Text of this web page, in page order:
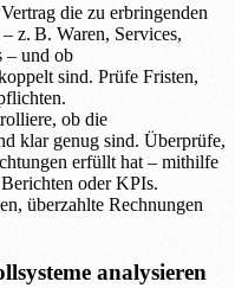
die zu erbringenden
z. B. Waren, Services,
– und ob
sind. Prüfe Fristen,
ob die
klar genug sind. Überprüfe,
erfüllt hat – mithilfe
oder KPIs.
überzahlte Rechnungen
analysieren